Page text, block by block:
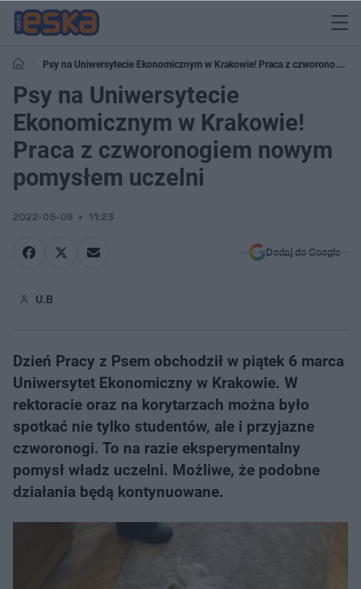
Psy na Uniwersytecie Ekonomicznym w Krakowie! Praca z czworonogiem
nowym pomysłem uczelni
Psy na Uniwersytecie
Ekonomicznym w Krakowie!
Praca z czworonogiem nowym
pomysłem uczelni
2022-05-09 11:23
Dodaj do Google
U.B
Dzień Pracy z Psem obchodził w piątek 6 marca
Uniwersytet Ekonomiczny w Krakowie. W
rektoracie oraz na korytarzach można było
spotkać nie tylko studentów, ale i przyjazne
czworonogi. To na razie eksperymentalny
pomysł władz uczelni. Możliwe, że podobne
działania będą kontynuowane.